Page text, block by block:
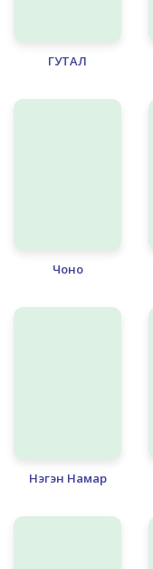
ГУТАЛ
Чоно
Нэгэн Намар